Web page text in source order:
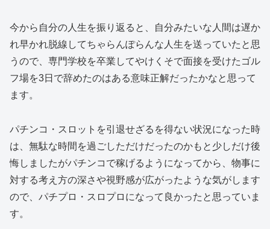
今から自分の人生を振り返ると、自分みたいな人間は遅か
れ早かれ脱線してちゃらんぽらんな人生を送っていたと思
うので、専門学校を卒業してやけくそで面接を受けたゴル
フ場を3日で辞めたのはある意味正解だったかなと思って
ます。
パチンコ・スロットを引退せざるを得ない状況になった時
は、無駄な時間を過ごしただけだったのかもと少しだけ後
悔しましたがパチンコで稼げるようになってから、物事に
対する考え方の深さや視野感が広がったような気がします
ので、パチプロ・スロプロになって良かったと思っていま
す。